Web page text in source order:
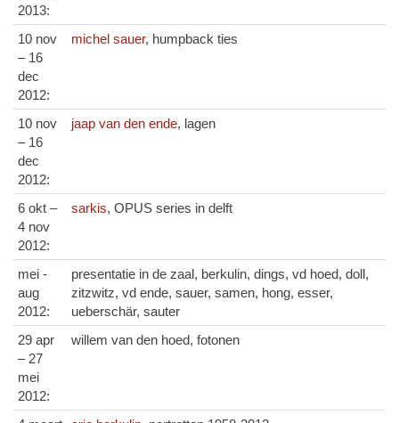
2013:
10 nov
– 16
dec
2012:
michel sauer, humpback ties
10 nov
– 16
dec
2012:
jaap van den ende, lagen
6 okt –
4 nov
2012:
sarkis, OPUS series in delft
mei -
aug
2012:
presentatie in de zaal, berkulin, dings, vd hoed, doll,
zitzwitz, vd ende, sauer, samen, hong, esser,
ueberschär, sauter
29 apr
– 27
mei
2012:
willem van den hoed, fotonen